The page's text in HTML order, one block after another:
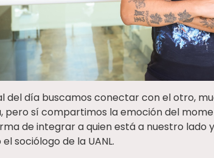
del día buscamos conectar con el otro,
pero sí compartimos la emoción del
de integrar a quien está a nuestro lado
sociólogo de la UANL.